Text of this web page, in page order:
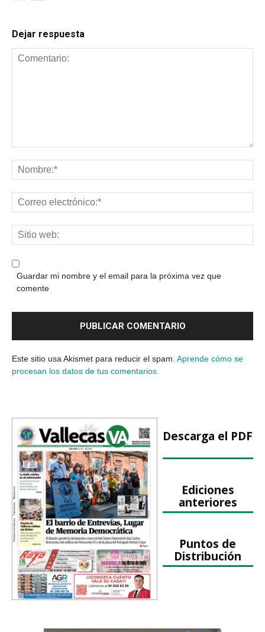
Dejar respuesta
Guardar mi nombre y el email para la próxima vez que
comente
Este sitio usa Akismet para reducir el spam. Aprende cómo se
procesan los datos de tus comentarios.
Descarga el PDF
Ediciones
anteriores
Puntos de
Distribución